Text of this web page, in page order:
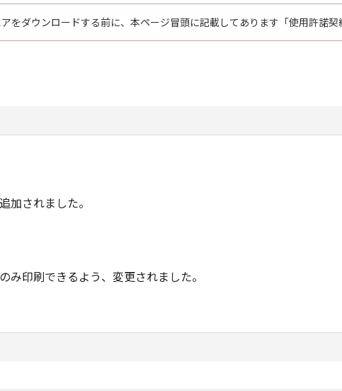
をダウンロードする前に、本ページ冒頭に記載してあります「使用許諾契
加されました。
み印刷できるよう、変更されました。
した。